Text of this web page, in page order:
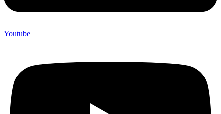
Youtube